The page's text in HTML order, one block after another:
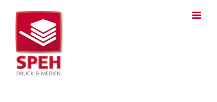
Inhalt
springen